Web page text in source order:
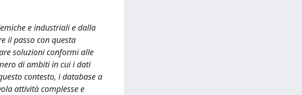
e industriali e dalla
il passo con questa
soluzioni conformi alle
di ambiti in cui i dati
contesto, i database a
attività complesse e